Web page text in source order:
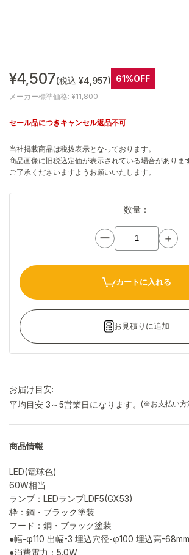
¥4,507(税込 ¥4,957) 61%OFF
メーカー標準価格: ¥11,800
セール品につきキャンセル返品不可
当社掲載商品は税抜表示となっております。
商品画像に旧税込定価が表示されている場合がありま
ご了承くださいますようお願いいたします。
数量：
ー ＋
カートに入れる
お見積りに追加
お届け目安:
平均目安 3～5営業日になります。
(※お支払い方
商品情報
LED(電球色)
60W相当
ランプ：LEDランプLDF5(GX53)
枠：鋼・ブラック塗装
フード：鋼・ブラック塗装
●幅-φ110 出幅-3 埋込穴径-φ100 埋込高-
●消費電力：5.0W